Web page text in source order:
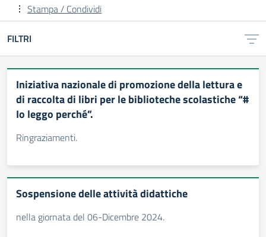
Stampa / Condividi
FILTRI
Iniziativa nazionale di promozione della lettura e
di raccolta di libri per le biblioteche scolastiche “#
Io leggo perché”.
Ringraziamenti.
Sospensione delle attività didattiche
nella giornata del 06-Dicembre 2024.